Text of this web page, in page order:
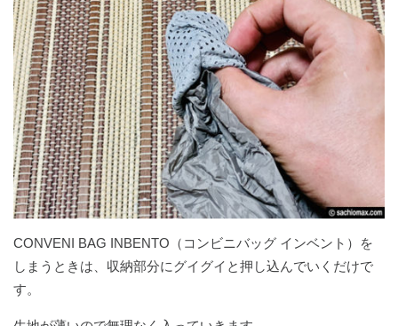
CONVENI BAG INBENTO（コンビニバッグ インベント）を
しまうときは、収納部分にグイグイと押し込んでいくだけで
す。